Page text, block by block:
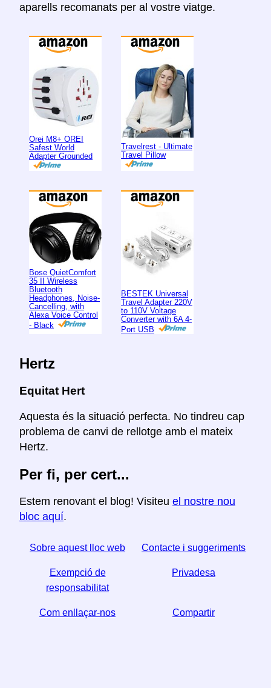
aparells recomanats per al vostre viatge.
Orei M8+ OREI
Safest World
Adapter Grounded
Travelrest - Ultimate
Travel Pillow
Bose QuietComfort
35 II Wireless
Bluetooth
Headphones, Noise-
Cancelling, with
Alexa Voice Control
- Black
BESTEK Universal
Travel Adapter 220V
to 110V Voltage
Converter with 6A 4-
Port USB
Hertz
Equitat Hert
Aquesta és la situació perfecta. No tindreu cap
problema de canvi de rellotge amb el mateix
Hertz.
Per fi, per cert...
Estem renovant el blog! Visiteu el nostre nou
bloc aquí.
Sobre aquest lloc web Contacte i suggeriments
Exempció de
responsabilitat
Privadesa
Com enllaçar-nos Compartir